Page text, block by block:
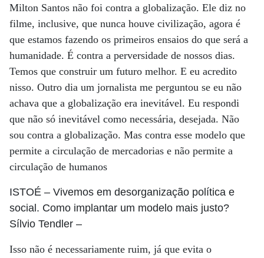
Milton Santos não foi contra a globalização. Ele diz no
filme, inclusive, que nunca houve civilização, agora é
que estamos fazendo os primeiros ensaios do que será a
humanidade. É contra a perversidade de nossos dias.
Temos que construir um futuro melhor. E eu acredito
nisso. Outro dia um jornalista me perguntou se eu não
achava que a globalização era inevitável. Eu respondi
que não só inevitável como necessária, desejada. Não
sou contra a globalização. Mas contra esse modelo que
permite a circulação de mercadorias e não permite a
circulação de humanos
ISTOÉ – Vivemos em desorganização política e
social. Como implantar um modelo mais justo?
Sílvio Tendler –
Isso não é necessariamente ruim, já que evita o